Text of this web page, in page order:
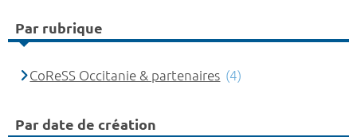
Par rubrique
CoReSS Occitanie & partenaires (4)
Par date de création